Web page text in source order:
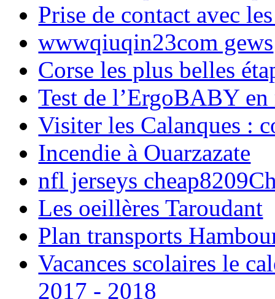
Prise de contact avec
wwwqiuqin23com gews
Corse les plus belles
Test de l’ErgoBABY en
Visiter les Calanques :
Incendie à Ouarzazate
nfl jerseys
Les oeillères Taroudant
Plan transports
Vacances scolaires le
2017 - 2018